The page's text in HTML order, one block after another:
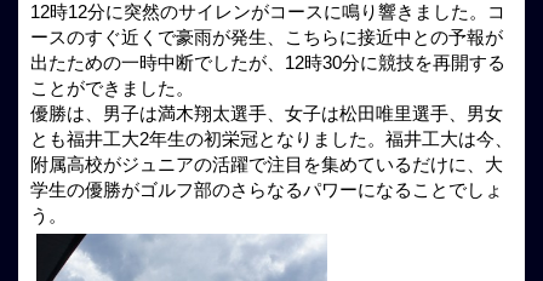
12時12分に突然のサイレンがコースに鳴り響きました。コ
ースのすぐ近くで豪雨が発生、こちらに接近中との予報が
出たための一時中断でしたが、12時30分に競技を再開する
ことができました。
優勝は、男子は満木翔太選手、女子は松田唯里選手、男女
とも福井工大2年生の初栄冠となりました。福井工大は今、
附属高校がジュニアの活躍で注目を集めているだけに、大
学生の優勝がゴルフ部のさらなるパワーになることでしょ
う。